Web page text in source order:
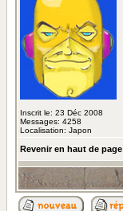
Inscrit le: 23 Déc 2008
Messages: 4258
Localisation: Japon
Revenir en haut de page